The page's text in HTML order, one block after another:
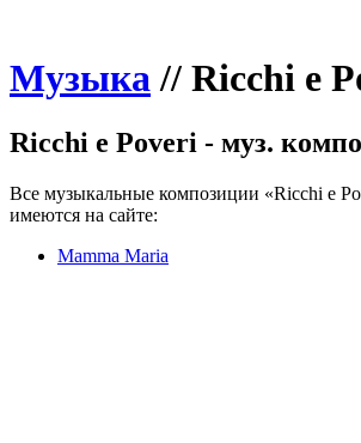
Музыка// Ricchi e
Ricchi e Poveri - муз.
Все музыкальные композиции «Ricchi e
имеются на сайте:
Mamma Maria